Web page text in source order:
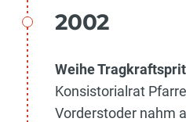
2002
Weihe
Konsistorialrat
Vorderstoder nahm